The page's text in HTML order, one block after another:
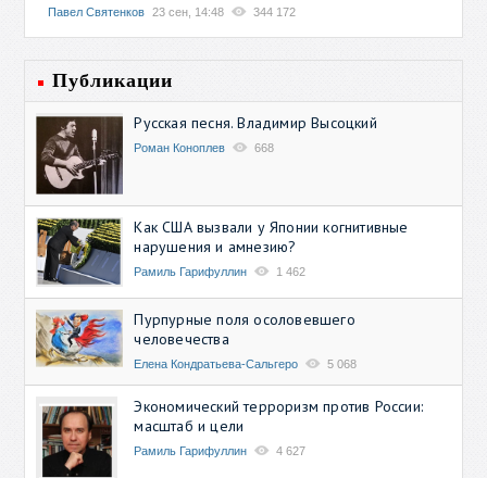
Павел Святенков 23 сен, 14:48 344 172
Публикации
Русская песня. Владимир Высоцкий
Роман Коноплев 668
Как США вызвали у Японии когнитивные
нарушения и амнезию?
Рамиль Гарифуллин 1 462
Пурпурные поля осоловевшего
человечества
Елена Кондратьева-Сальгеро 5 068
Экономический терроризм против России:
масштаб и цели
Рамиль Гарифуллин 4 627